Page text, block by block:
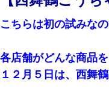
こちらは初の試みな
各店舗がどんな商品
１２月５日は、西舞